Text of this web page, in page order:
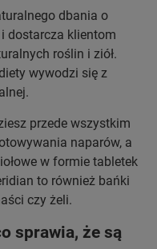
dbania o
dostarcza klientom
roślin i ziół.
wywodzi się z
przede wszystkim
naparów, a
w formie tabletek
to również bańki
czy żeli.
sprawia, że są